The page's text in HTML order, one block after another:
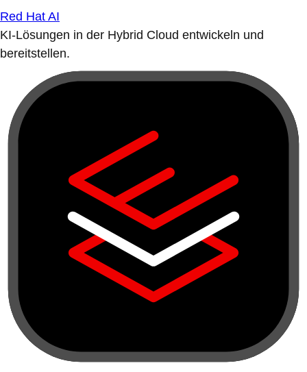
Red Hat AI
KI-Lösungen in der Hybrid Cloud entwickeln und
bereitstellen.